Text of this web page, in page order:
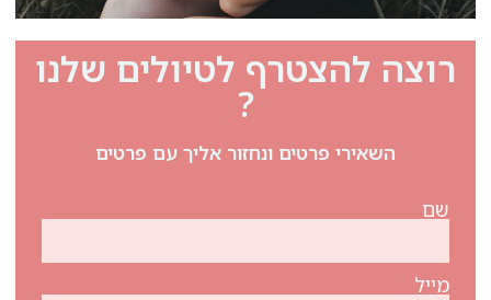
רוצה להצטרף לטיולים שלנו
?
השאירי פרטים ונחזור אליך עם פרטים
שם
מייל